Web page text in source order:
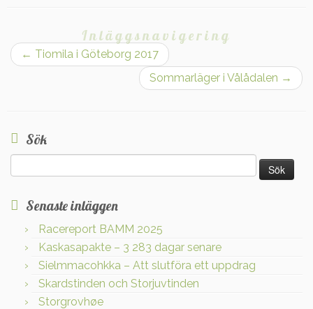
Inläggsnavigering
← Tiomila i Göteborg 2017
Sommarläger i Vålådalen →
Sök
efter:
Senaste inläggen
Racereport BAMM 2025
Kaskasapakte – 3 283 dagar senare
Sielmmacohkka – Att slutföra ett uppdrag
Skardstinden och Storjuvtinden
Storgrovhøe